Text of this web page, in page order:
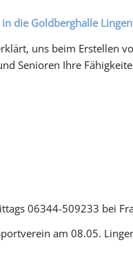
die Goldberghalle
uns beim Erstellen
Senioren Ihre
06344-509233 bei
am 08.05.